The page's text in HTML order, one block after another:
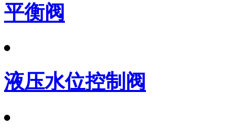
平衡阀
液压水位控制阀